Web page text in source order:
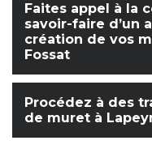
Faites appel à la
savoir-faire d’un
création de vos
Fossat
Procédez à des
de muret à